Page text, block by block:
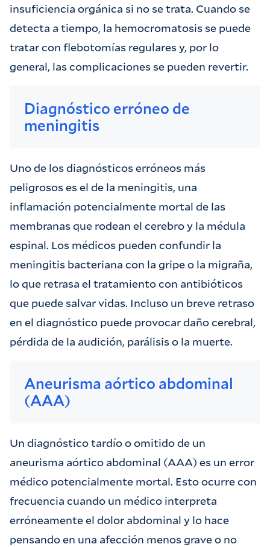
insuficiencia orgánica si no se trata. Cuando se
detecta a tiempo, la hemocromatosis se puede
tratar con flebotomías regulares y, por lo
general, las complicaciones se pueden revertir.
Diagnóstico erróneo de
meningitis
Uno de los diagnósticos erróneos más
peligrosos es el de la meningitis, una
inflamación potencialmente mortal de las
membranas que rodean el cerebro y la médula
espinal. Los médicos pueden confundir la
meningitis bacteriana con la gripe o la migraña,
lo que retrasa el tratamiento con antibióticos
que puede salvar vidas. Incluso un breve retraso
en el diagnóstico puede provocar daño cerebral,
pérdida de la audición, parálisis o la muerte.
Aneurisma aórtico abdominal
(AAA)
Un diagnóstico tardío o omitido de un
aneurisma aórtico abdominal (AAA) es un error
médico potencialmente mortal. Esto ocurre con
frecuencia cuando un médico interpreta
erróneamente el dolor abdominal y lo hace
pensando en una afección menos grave o no